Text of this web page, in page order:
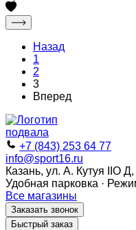
Назад
1
2
3
Вперед
+7 (843) 253 64 77
info@sport16.ru
Казань, ул. А. Кутуя IIO
Удобная парковка ·
Все магазины
Заказать звонок
Быстрый заказ